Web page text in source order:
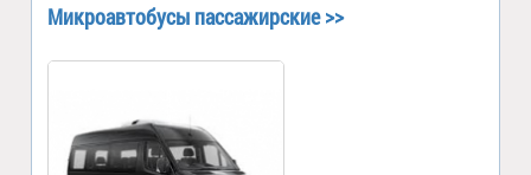
Микроавтобусы пассажирские >>